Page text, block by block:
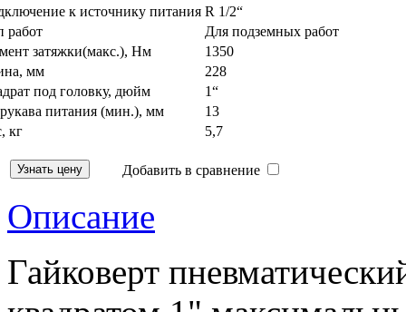
к источнику питания R 1/2“
работ
Для подземных работ
затяжки(макс.), Нм
1350
мм
228
под головку, дюйм
1“
питания (мин.), мм
13
кг
5,7
Добавить в сравнение
Описание
Гайковерт